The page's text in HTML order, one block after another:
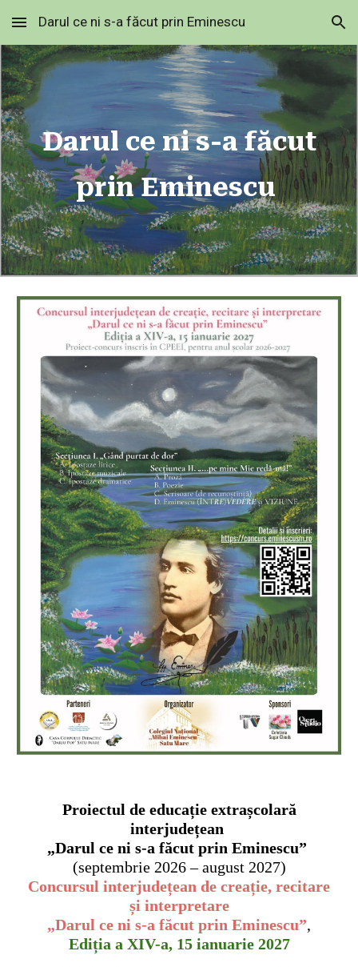
Skip to main content Skip to navigation
Darul ce ni s-a făcut prin Eminescu
Darul ce ni s-a făcut
prin Eminescu
Proiectul de educație extrașcolară
interjudețean
„Darul ce ni s-a făcut prin Eminescu”
(septembrie 2026 – august 2027)
Concursul interjudețean de creație, recitare
și interpretare
„Darul ce ni s-a făcut prin Eminescu”,
Ediția a XIV-a, 15 ianuarie 2027